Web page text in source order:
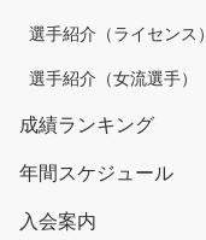
選手紹介（ライセンス）
選手紹介（女流選手）
成績ランキング
年間スケジュール
入会案内